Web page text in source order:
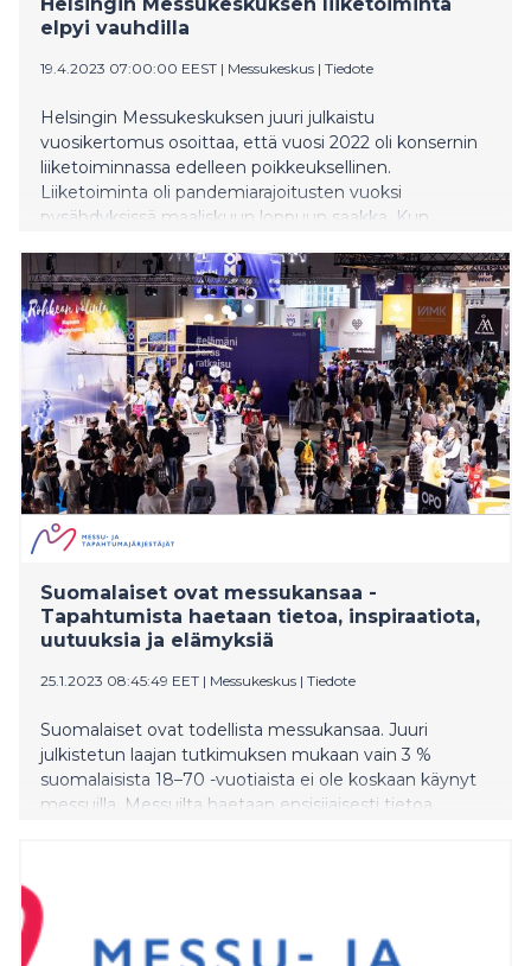
elpyi vauhdilla
19.4.2023 07:00:00 EEST | Messukeskus | Tiedote
Helsingin Messukeskuksen juuri julkaistu
vuosikertomus osoittaa, että vuosi 2022 oli konsernin
liiketoiminnassa edelleen poikkeuksellinen.
Liiketoiminta oli pandemiarajoitusten vuoksi
pysähdyksissä maaliskuun loppuun saakka. Kun
ennennäkemättömän tiivis messuohjelma
koronakaudelta siirtyneine tapahtumineen.
Suomalaiset ovat messukansaa -
Tapahtumista haetaan tietoa, inspiraatiota,
uutuuksia ja elämyksiä
25.1.2023 08:45:49 EET | Messukeskus | Tiedote
Suomalaiset ovat todellista messukansaa. Juuri
julkistetun laajan tutkimuksen mukaan vain 3 %
suomalaisista 18–70 -vuotiaista ei ole koskaan käynyt
messuilla. Messuilta haetaan ensisijaisesti tietoa,
elämyksiä ja uniikkeja kokemuksia.